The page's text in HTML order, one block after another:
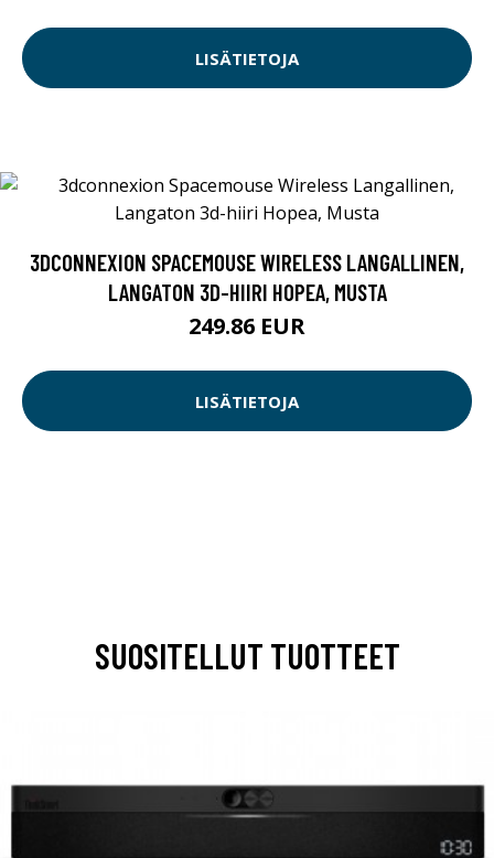
LISÄTIETOJA
3DCONNEXION SPACEMOUSE WIRELESS LANGALLINEN,
LANGATON 3D-HIIRI HOPEA, MUSTA
249.86 EUR
LISÄTIETOJA
SUOSITELLUT TUOTTEET